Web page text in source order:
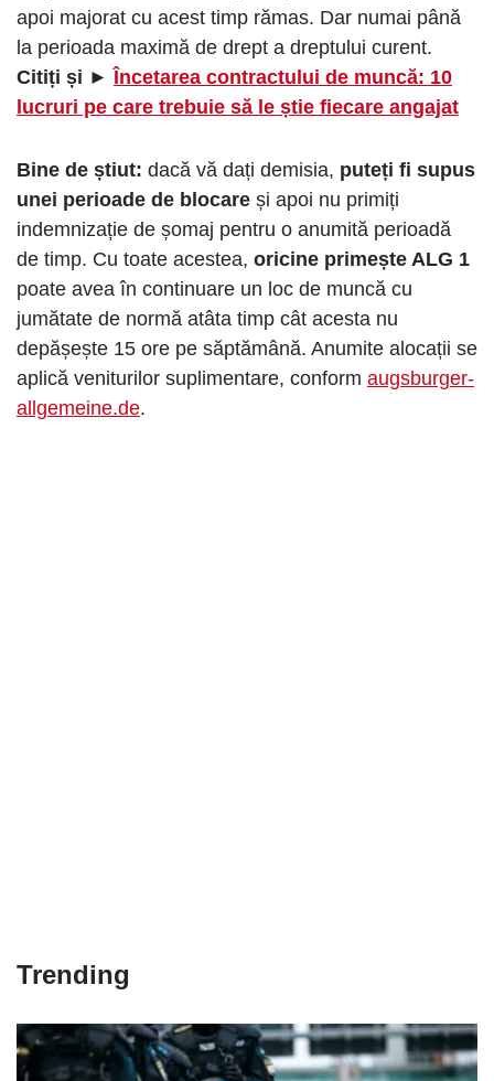
apoi majorat cu acest timp rămas. Dar numai până
la perioada maximă de drept a dreptului curent.
Citiți și ►Încetarea contractului de muncă: 10
lucruri pe care trebuie să le știe fiecare angajat
Bine de știut: dacă vă dați demisia, puteți fi supus
unei perioade de blocare și apoi nu primiți
indemnizație de șomaj pentru o anumită perioadă
de timp. Cu toate acestea, oricine primește ALG 1
poate avea în continuare un loc de muncă cu
jumătate de normă atâta timp cât acesta nu
depășește 15 ore pe săptămână. Anumite alocații se
aplică veniturilor suplimentare, conform augsburger-
allgemeine.de.
Trending